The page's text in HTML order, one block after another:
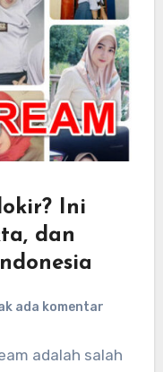
Ini
dan
ada komentar
adalah salah